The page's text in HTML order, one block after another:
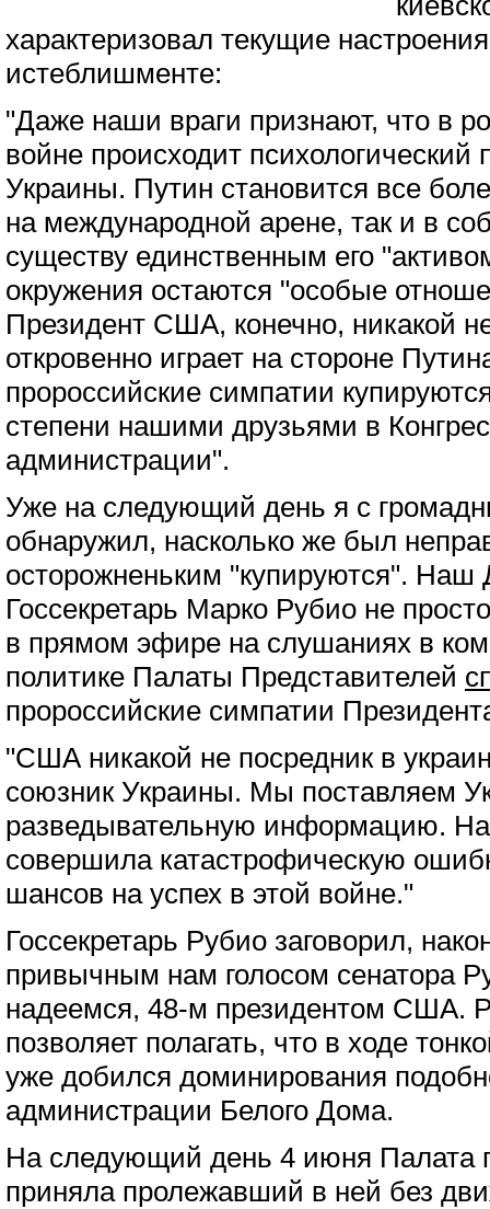
характеризовал текущие
истеблишменте:
"Даже наши враги признают, что в
войне происходит психологический
Украины. Путин становится все
на международной арене, так и в
существу единственным его
окружения остаются "особые
Президент США, конечно, никакой
откровенно играет на стороне
пророссийские симпатии
степени нашими друзьями в
администрации".
Уже на следующий день я с
обнаружил, насколько же был
осторожненьким "купируются".
Госсекретарь Марко Рубио не
в прямом эфире на слушаниях в
политике Палаты Представителей
пророссийские симпатии
"США никакой не посредник в
союзник Украины. Мы поставляем
разведывательную информацию.
совершила катастрофическую
шансов на успех в этой войне."
Госсекретарь Рубио заговорил,
привычным нам голосом сенатора
надеемся, 48-м президентом США.
позволяет полагать, что в ходе
уже добился доминирования
администрации Белого Дома.
На следующий день 4 июня Палата
приняла пролежавший в ней без